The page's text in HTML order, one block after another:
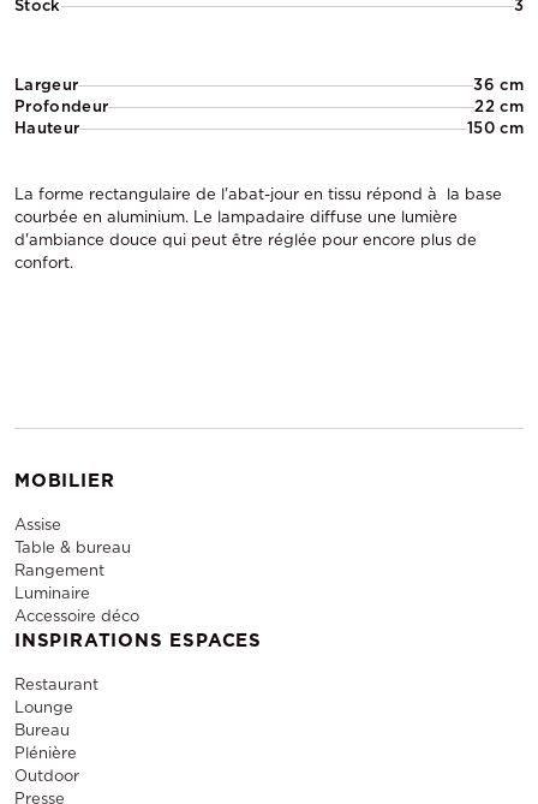
Stock 3
Largeur
36 cm
Profondeur
22 cm
Hauteur
150 cm
La forme rectangulaire de l'abat-jour en tissu répond à la base
courbée en aluminium. Le lampadaire diffuse une lumière
d'ambiance douce qui peut être réglée pour encore plus de
confort.
MOBILIER
Assise
Table & bureau
Rangement
Luminaire
Accessoire déco
INSPIRATIONS ESPACES
Restaurant
Lounge
Bureau
Plénière
Outdoor
Presse